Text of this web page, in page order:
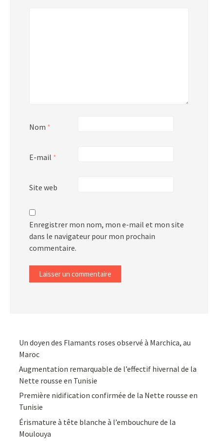
Nom *
E-mail *
Site web
Enregistrer mon nom, mon e-mail et mon site
dans le navigateur pour mon prochain
commentaire.
Un doyen des Flamants roses observé à Marchica, au
Maroc
Augmentation remarquable de l’effectif hivernal de la
Nette rousse en Tunisie
Première nidification confirmée de la Nette rousse en
Tunisie
Érismature à tête blanche à l’embouchure de la
Moulouya